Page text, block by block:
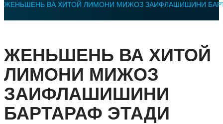
ЖЕНЬШЕНЬ ВА ХИТОЙ ЛИМОНИ МИЖОЗ ЗАИФЛАШИШИНИ
ЖЕНЬШЕНЬ ВА ХИТОЙ
ЛИМОНИ МИЖОЗ
ЗАИФЛАШИШИНИ
БАРТАРАФ ЭТАДИ